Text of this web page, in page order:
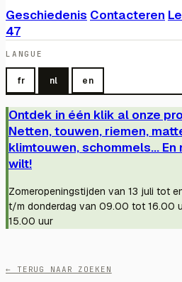
Geschiedenis Contacteren
47
LANGUE
fr nl en
Ontdek in één klik al onze
Netten, touwen, riemen,
klimtouwen, schommels...
wilt!
Zomeropeningstijden van 13 juli tot
t/m donderdag van 09.00 tot 16.00
15.00 uur
← TERUG NAAR ZOEKEN